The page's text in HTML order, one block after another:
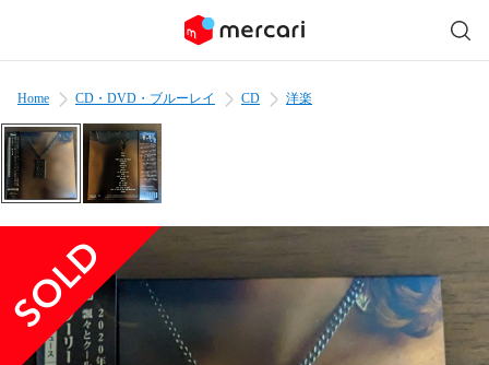
Home CD・DVD・ブルーレイ CD 洋楽